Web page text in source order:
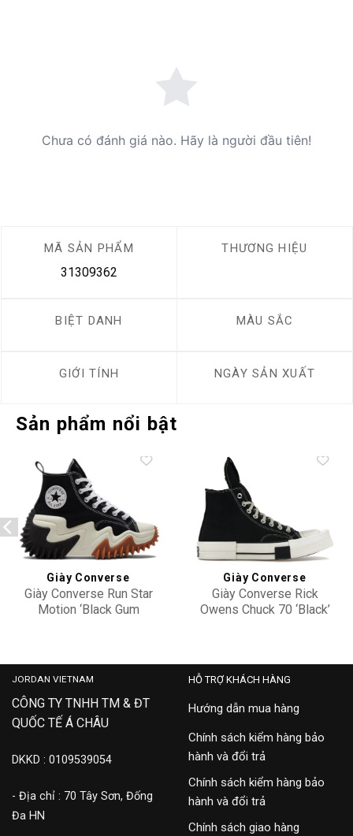
Chưa có đánh giá nào. Hãy là người đầu tiên!
MÃ SẢN PHẨM
31309362
THƯƠNG HIỆU
BIỆT DANH MÀU SẮC
GIỚI TÍNH NGÀY SẢN XUẤT
Sản phẩm nổi bật
wishlist
Giày Converse
Giày Converse Run Star
Motion ‘Black Gum
Giày Converse
Giày Converse Rick
Owens Chuck 70 ‘Black’
JORDAN VIETNAM
CÔNG TY TNHH TM & ĐT
QUỐC TẾ Á CHÂU
DKKD : 0109539054
- Địa chỉ : 70 Tây Sơn, Đống
Đa HN
HỖ TRỢ KHÁCH HÀNG
Hướng dẫn mua hàng
Chính sách kiểm hàng bảo
hành và đổi trả
Chính sách kiểm hàng bảo
hành và đổi trả
Chính sách giao hàng